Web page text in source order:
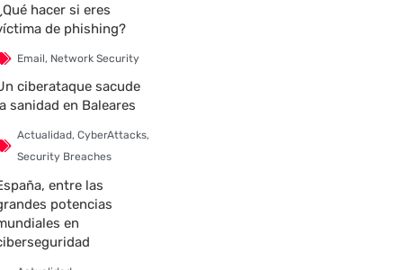
hacer si eres
de phishing?
Email, Network Security
ciberataque sacude
sanidad en Baleares
Actualidad, CyberAttacks,
Security Breaches
entre las
potencias
en